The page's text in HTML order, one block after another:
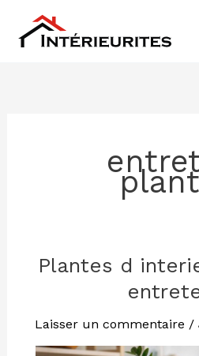
contenu
Plantes d
Laisser un commentaire /
Plantes
faciles